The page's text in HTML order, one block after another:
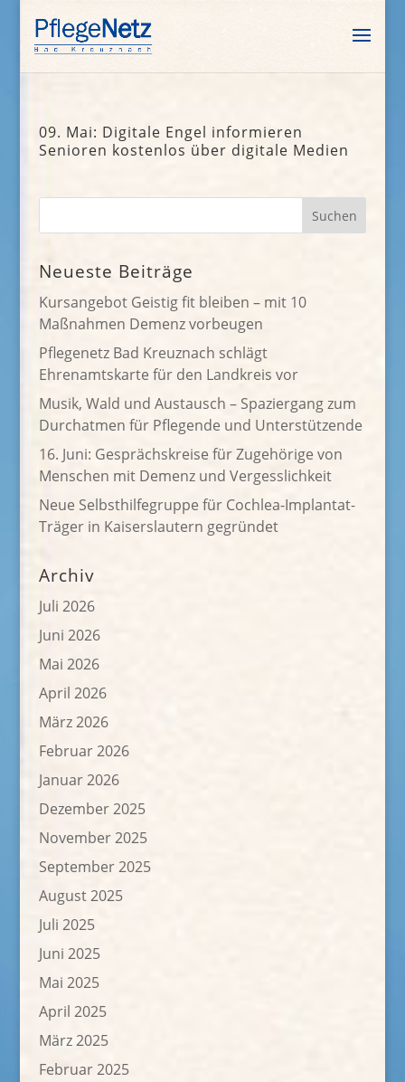
09. Mai: Digitale Engel informieren
Senioren kostenlos über digitale Medien
Neueste Beiträge
Kursangebot Geistig fit bleiben – mit 10
Maßnahmen Demenz vorbeugen
Pflegenetz Bad Kreuznach schlägt
Ehrenamtskarte für den Landkreis vor
Musik, Wald und Austausch – Spaziergang zum
Durchatmen für Pflegende und Unterstützende
16. Juni: Gesprächskreise für Zugehörige von
Menschen mit Demenz und Vergesslichkeit
Neue Selbsthilfegruppe für Cochlea-Implantat-
Träger in Kaiserslautern gegründet
Archiv
Juli 2026
Juni 2026
Mai 2026
April 2026
März 2026
Februar 2026
Januar 2026
Dezember 2025
November 2025
September 2025
August 2025
Juli 2025
Juni 2025
Mai 2025
April 2025
März 2025
Februar 2025